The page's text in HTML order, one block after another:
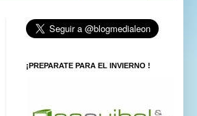
¡PREPARATE PARA EL INVIERNO !